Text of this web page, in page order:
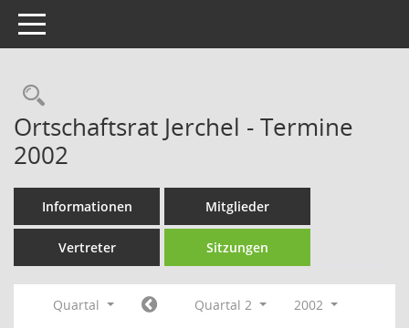
Toggle navigation
Rechercheauswahl
Ortschaftsrat Jerchel - Termine
2002
Informationen Mitglieder
Vertreter Sitzungen
Quartal Quartal 2
2002